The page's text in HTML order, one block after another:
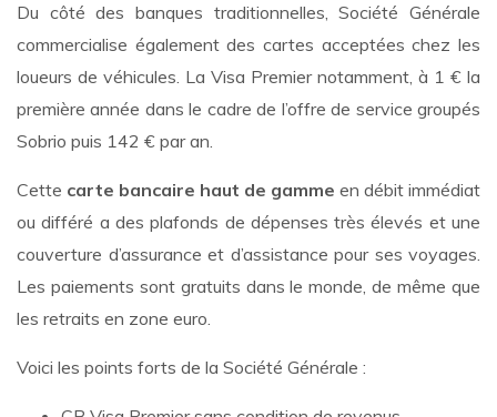
Du côté des banques traditionnelles, Société Générale
commercialise également des cartes acceptées chez les
loueurs de véhicules. La Visa Premier notamment, à 1 € la
première année dans le cadre de l’offre de service groupés
Sobrio puis 142 € par an.
Cette carte bancaire haut de gamme en débit immédiat
ou différé a des plafonds de dépenses très élevés et une
couverture d’assurance et d’assistance pour ses voyages.
Les paiements sont gratuits dans le monde, de même que
les retraits en zone euro.
Voici les points forts de la Société Générale :